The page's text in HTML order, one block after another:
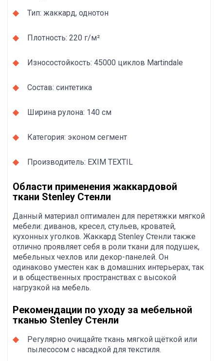
Тип: жаккард, однотон
Плотность: 220 г/м²
Износостойкость: 45000 циклов Martindale
Состав: синтетика
Ширина рулона: 140 см
Категория: эконом сегмент
Производитель: EXIM TEXTIL
Области применения жаккардовой
ткани Stenley Стенли
Данный материал оптимален для перетяжки мягкой
мебели: диванов, кресел, стульев, кроватей,
кухонных уголков. Жаккард Stenley Стенли также
отлично проявляет себя в роли ткани для подушек,
мебельных чехлов или декор-панелей. Он
одинаково уместен как в домашних интерьерах, так
и в общественных пространствах с высокой
нагрузкой на мебель.
Рекомендации по уходу за мебельной
тканью Stenley Стенли
Регулярно очищайте ткань мягкой щёткой или
пылесосом с насадкой для текстиля.